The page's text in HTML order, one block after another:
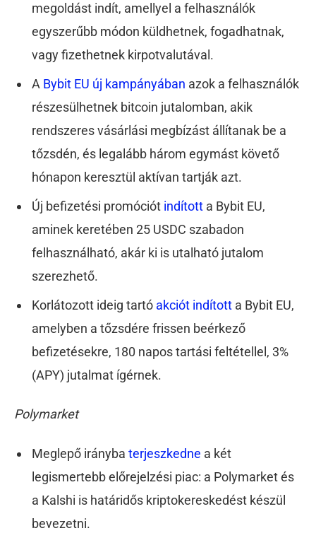
megoldást indít, amellyel a felhasználók
egyszerűbb módon küldhetnek, fogadhatnak,
vagy fizethetnek kirpotvalutával.
A Bybit EU új kampányában azok a felhasználók
részesülhetnek bitcoin jutalomban, akik
rendszeres vásárlási megbízást állítanak be a
tőzsdén, és legalább három egymást követő
hónapon keresztül aktívan tartják azt.
Új befizetési promóciót indított a Bybit EU,
aminek keretében 25 USDC szabadon
felhasználható, akár ki is utalható jutalom
szerezhető.
Korlátozott ideig tartó akciót indított a Bybit EU,
amelyben a tőzsdére frissen beérkező
befizetésekre, 180 napos tartási feltétellel, 3%
(APY) jutalmat ígérnek.
Polymarket
Meglepő irányba terjeszkedne a két
legismertebb előrejelzési piac: a Polymarket és
a Kalshi is határidős kriptokereskedést készül
bevezetni.